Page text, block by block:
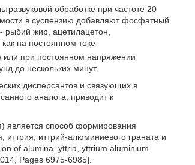
обработке при частоте 20
в суспензию добавляют фосфатный
рыбий жир, ацетилацетон,
на постоянном токе
или при постоянном напряжении
до нескольких минут.
дисперсантов и связующих в
аналога, приводит к
является способ формирования
иттрия, иттрий-алюминиевого граната и
of alumina, yttria, yttrium aluminium
Pages 6975-6985].